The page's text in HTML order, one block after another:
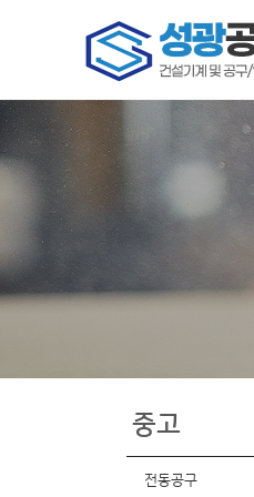
중고
전동공구